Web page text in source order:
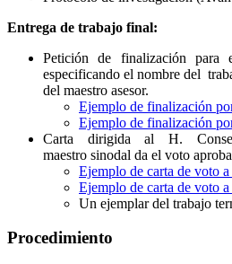
Entrega de trabajo final:
Petición de finalización para
especificando el nombre del
del maestro asesor.
Ejemplo de finalización
Ejemplo de finalización
Carta dirigida al H.
maestro sinodal da el voto
Ejemplo de carta de voto
Ejemplo de carta de voto
Un ejemplar del trabajo
Procedimiento